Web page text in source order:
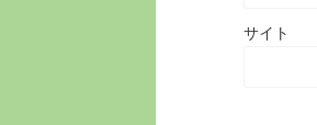
サイト